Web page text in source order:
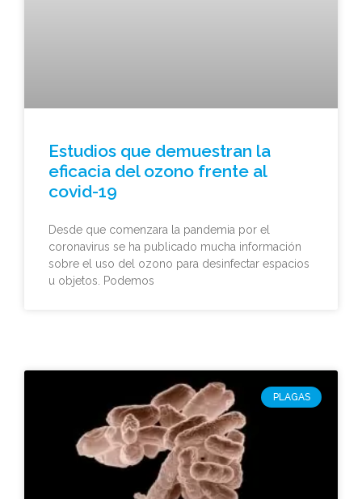
Estudios que demuestran la
eficacia del ozono frente al
covid-19
Desde que comenzara la pandemia por el
coronavirus se ha publicado mucha información
sobre el uso del ozono para desinfectar espacios
u objetos. Podemos
PLAGAS